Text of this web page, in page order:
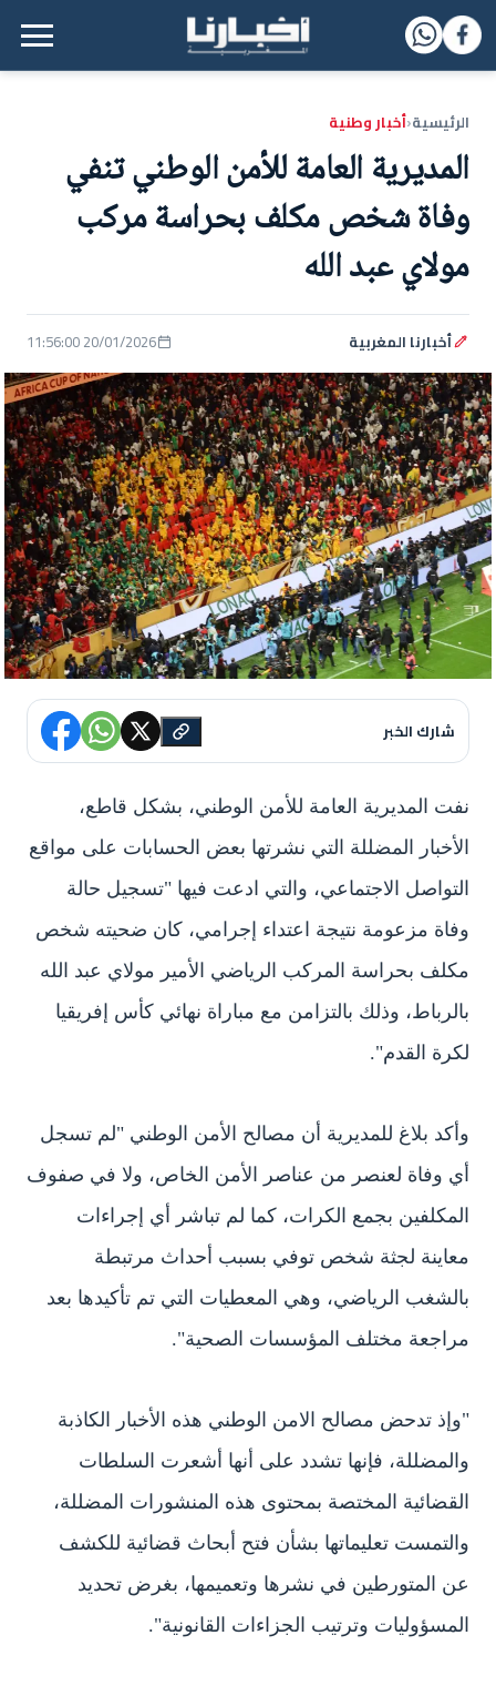
القائمة الرئيسية
الرئيسية‹أخبار وطنية
المديرية العامة للأمن الوطني تنفي
وفاة شخص مكلف بحراسة مركب
مولاي عبد الله
أخبارنا المغربية 20/01/2026 11:56:00
شارك الخبر
نفت المديرية العامة للأمن الوطني، بشكل قاطع،
الأخبار المضللة التي نشرتها بعض الحسابات على مواقع
التواصل الاجتماعي، والتي ادعت فيها "تسجيل حالة
وفاة مزعومة نتيجة اعتداء إجرامي، كان ضحيته شخص
مكلف بحراسة المركب الرياضي الأمير مولاي عبد الله
بالرباط، وذلك بالتزامن مع مباراة نهائي كأس إفريقيا
لكرة القدم".
وأكد بلاغ للمديرية أن مصالح الأمن الوطني "لم تسجل
أي وفاة لعنصر من عناصر الأمن الخاص، ولا في صفوف
المكلفين بجمع الكرات، كما لم تباشر أي إجراءات
معاينة لجثة شخص توفي بسبب أحداث مرتبطة
بالشغب الرياضي، وهي المعطيات التي تم تأكيدها بعد
مراجعة مختلف المؤسسات الصحية".
"وإذ تدحض مصالح الامن الوطني هذه الأخبار الكاذبة
والمضللة، فإنها تشدد على أنها أشعرت السلطات
القضائية المختصة بمحتوى هذه المنشورات المضللة،
والتمست تعليماتها بشأن فتح أبحاث قضائية للكشف
عن المتورطين في نشرها وتعميمها، بغرض تحديد
المسؤوليات وترتيب الجزاءات القانونية".